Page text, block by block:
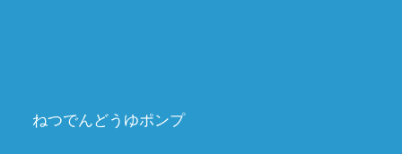
ねつでんどうゆポンプ